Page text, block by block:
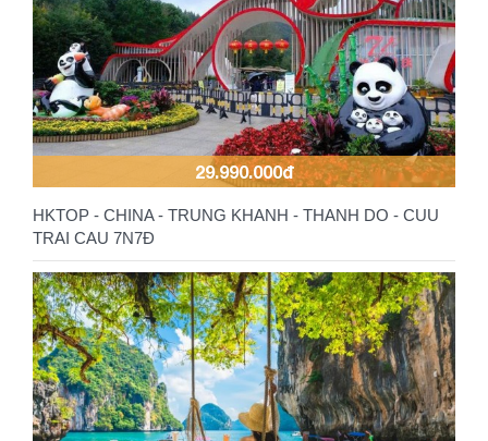
29.990.000đ
HKTOP - CHINA - TRUNG KHANH - THANH DO - CUU
TRAI CAU 7N7Đ